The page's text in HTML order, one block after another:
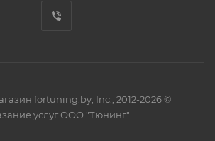
fortuning.by, Inc., 2012-2026 ©
услуг ООО "Тюнинг"